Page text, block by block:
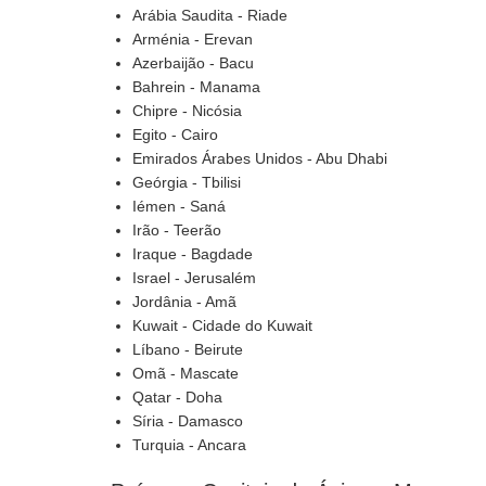
Arábia Saudita - Riade
Arménia - Erevan
Azerbaijão - Bacu
Bahrein - Manama
Chipre - Nicósia
Egito - Cairo
Emirados Árabes Unidos - Abu Dhabi
Geórgia - Tbilisi
Iémen - Saná
Irão - Teerão
Iraque - Bagdade
Israel - Jerusalém
Jordânia - Amã
Kuwait - Cidade do Kuwait
Líbano - Beirute
Omã - Mascate
Qatar - Doha
Síria - Damasco
Turquia - Ancara